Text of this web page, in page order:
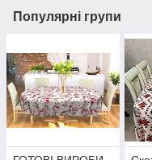
Популярні групи